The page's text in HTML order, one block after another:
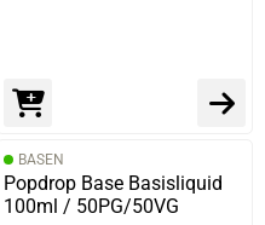
BASEN
Popdrop Base Basisliquid
100ml / 50PG/50VG